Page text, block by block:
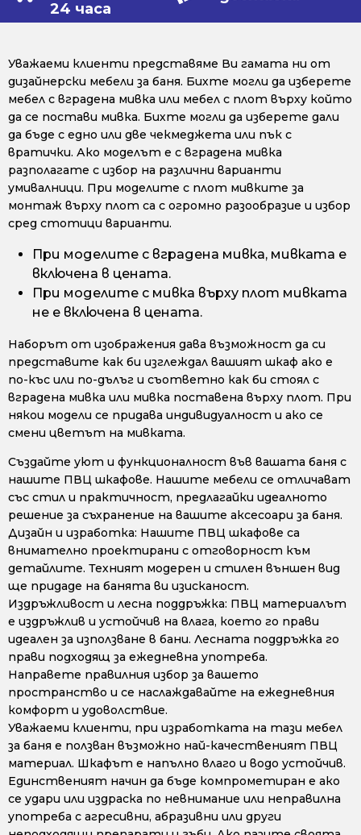
24 часа
Уважаеми клиенти представяме Ви гамата ни от
дизайнерски мебели за баня. Бихте могли да изберете
мебел с вградена мивка или мебел с плот върху който
да се постави мивка. Бихте могли да изберете дали
да бъде с едно или две чекмеджета или пък с
вратички. Ако моделът е с вградена мивка
разполагате с избор на различни варианти
умивалници. При моделите с плот мивките за
монтаж върху плот са с огромно разообразие и избор
сред стотици варианти.
При моделите с вградена мивка, мивката е
включена в цената.
При моделите с мивка върху плот мивката
не е включена в цената.
Наборът от изображения дава възможност да си
представите как би изглеждал вашият шкаф ако е
по-къс или по-дълъг и съответно как би стоял с
вградена мивка или мивка поставена върху плот. При
някои модели се придава индивидуалност и ако се
смени цветът на мивката.
Създайте уют и функционалност във вашата баня с
нашите ПВЦ шкафове. Нашите мебели се отличават
със стил и практичност, предлагайки идеалното
решение за съхранение на вашите аксесоари за баня.
Дизайн и изработка: Нашите ПВЦ шкафове са
внимателно проектирани с отговорност към
детайлите. Техният модерен и стилен външен вид
ще придаде на банята ви изисканост.
Издръжливост и лесна поддръжка: ПВЦ материалът
е издръжлив и устойчив на влага, което го прави
идеален за използване в бани. Лесната поддръжка го
прави подходящ за ежедневна употреба.
Направете правилния избор за вашето
пространство и се наслаждавайте на ежедневния
комфорт и удоволствие.
Уважаеми клиенти, при изработката на тази мебел
за баня е ползван възможно най-качественият ПВЦ
материал. Шкафът е напълно влаго и водо устойчив.
Единственият начин да бъде компрометиран е ако
се удари или издраска по невнимание или неправилна
употреба с агресивни, абразивни или други